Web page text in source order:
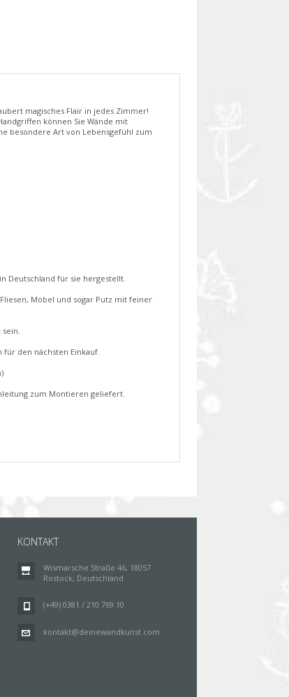
magisches Flair in jedes Zimmer!
können Sie Wände mit
besondere Art von Lebensgefühl zum
Deutschland für sie hergestellt.
Möbel und sogar Putz mit feiner
den nächsten Einkauf.
zum Montieren geliefert.
KONTAKT
Wismarsche Straße 46, 18057
Rostock, Deutschland
(+49) 0381 / 210 769 10
kontakt@deinewandkunst.com